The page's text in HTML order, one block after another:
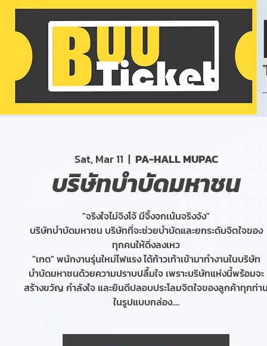
Sat, Mar 11
  |
PA-HALL MUPAC
บริษัทบำบัดมหาชน
"จริงใจไม่จิงโจ้ มีจิ้งจกเน้นจริงจัง"
บริษัทบำบัดมหาชน บริษัทที่จะช่วยบำบัดและยกระดับจิตใจของ
ทุกคนให้ดิ่งลงเหว
"เกด" พนักงานรุ่นใหม่ไฟแรง ได้ก้าวเท้าเข้ามาทำงานในบริษัท
บำบัดมหาชนด้วยความปราบปลื้มใจ เพราะบริษัทแห่งนี้พร้อมจะ
สร้างขวัญ กำลังใจ และยินดีปลอบประโลมจิตใจของลูกค้าทุกท่า
ในรูปแบบกล่อง....